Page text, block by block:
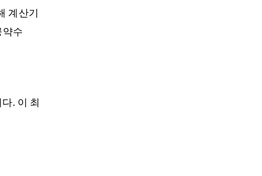
계산기
약수
. 이 최